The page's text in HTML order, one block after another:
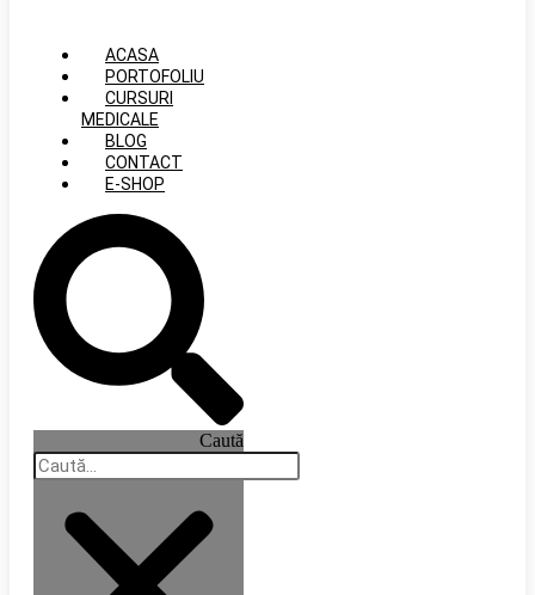
ACASA
PORTOFOLIU
CURSURI
MEDICALE
BLOG
CONTACT
E-SHOP
Caută